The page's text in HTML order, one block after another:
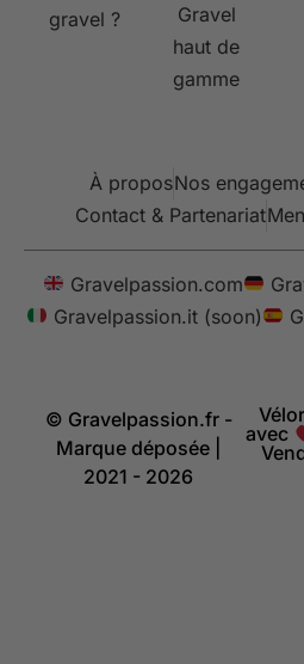
gravel ?
Gravel
haut de
gamme
À proposNos
Contact & Partenariat
Gravelpassion.com
Gravelpassion.it (soon)
© Gravelpassion.fr -
Marque déposée |
2021 - 2026
avec